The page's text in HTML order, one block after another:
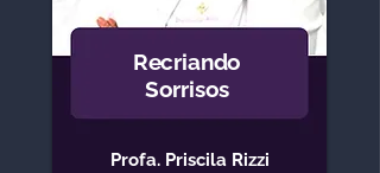
Recriando
Sorrisos
Profa. Priscila Rizzi